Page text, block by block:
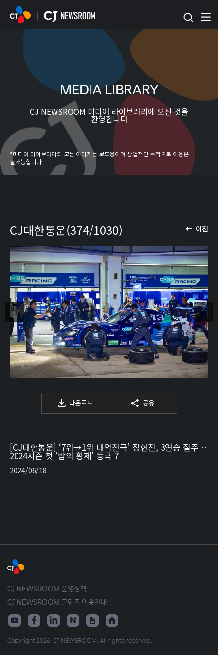
본문 바로가기
MEDIA LIBRARY
CJ NEWSROOM 미디어 라이브러리에 오신 것을
환영합니다
*미디어 라이브러리의 모든 이미지는 보도용이며 상업적인 목적으로 이용은
불가능합니다
이전
CJ대한통운(374/1030)
다운로드 공유
[CJ대한통운] ‘7위→1위 대역전극’ 장현진, 3연승 질주…
2024시즌 첫 ‘밤의 황제’ 등극 7
2024/06/18
CJ NEWSROOM 운영정책
CJ NEWSROOM 콘텐츠 이용안내
Copyright 2026. CJ NEWSROOM. All rights reserved.